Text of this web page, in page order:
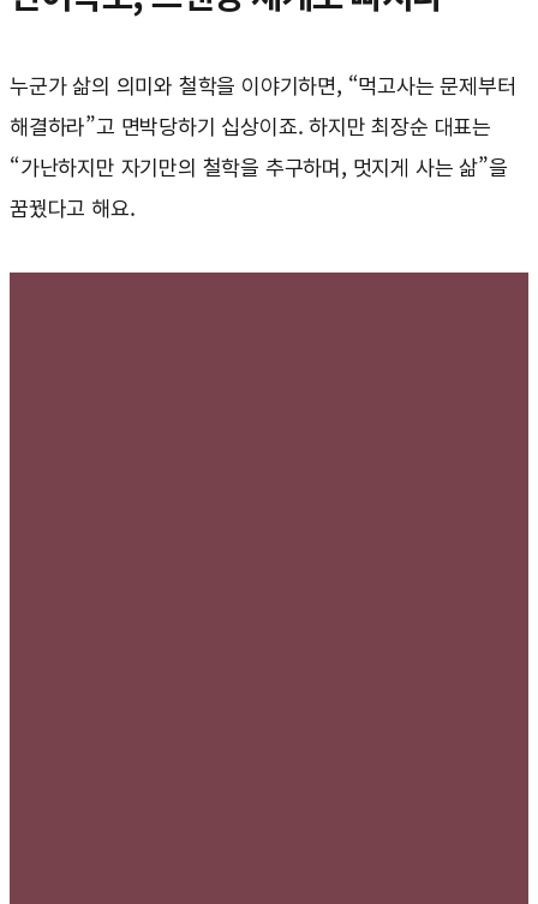
누군가 삶의 의미와 철학을 이야기하면, “먹고사는 문제부터
해결하라”고 면박당하기 십상이죠. 하지만 최장순 대표는
“가난하지만 자기만의 철학을 추구하며, 멋지게 사는 삶”을
꿈꿨다고 해요.